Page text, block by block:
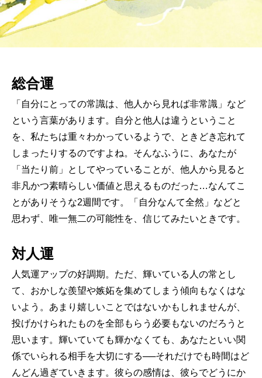
総合運
「自分にとっての常識は、他人から見れば非常識」など
という言葉があります。自分と他人は違うということ
を、私たちは重々わかっているようで、ときどき忘れて
しまったりするのですよね。そんなふうに、あなたが
「当たり前」としてやっていることが、他人から見ると
非凡かつ素晴らしい価値と思えるものだった…なんてこ
とがありそうな2週間です。「自分なんて全然」などと
思わず、唯一無二の可能性を、信じてみたいときです。
対人運
人気運アップの好調期。ただ、輝いている人の常とし
て、おかしな羨望や嫉妬を集めてしまう傾向もなくはな
いよう。あまり嬉しいことではないかもしれませんが、
投げかけられたものを全部もらう必要もないのだろうと
思います。輝いていても輝かなくても、あなたといい関
係でいられる相手を大切にする──それだけでも時間はど
んどん過ぎていきます。彼らの感情は、彼らでどうにか